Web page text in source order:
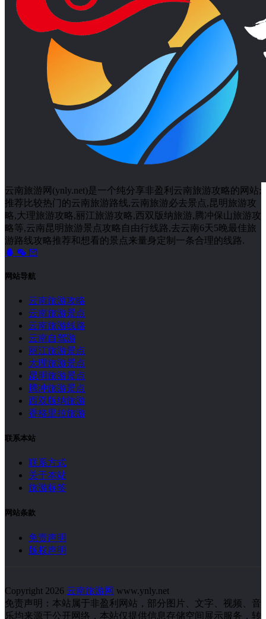
云南旅游网(ynly.net)是一个纯分享非盈利云南旅游攻略的网站;
推荐比较热门的云南旅游路线,云南旅游必去景点,昆明旅游攻
略,大理旅游攻略,丽江旅游攻略,西双版纳旅游,腾冲保山旅游攻
略等,云南昆明旅游景点攻略自由行线路,去云南6天5晚最佳旅
游路线攻略推荐和想看的景点来量身定制一条合理的线路.
网站导航
云南旅游攻略
云南旅游景点
云南旅游线路
云南自驾游
丽江旅游景点
大理旅游景点
昆明旅游景点
腾冲旅游景点
西双版纳旅游
香格里拉旅游
联系本站
联系方式
关于本站
旅游标签
网站条款
免责声明
版权声明
Copyright 2026 云南旅游网 www.ynly.net
免责声明：本站属于非盈利网站，部分图片、文字、视频、音
乐均来源于公开网络，本站仅提供信息存储空间展示服务，转